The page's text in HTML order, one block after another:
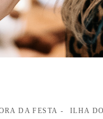
DA FESTA ILHA